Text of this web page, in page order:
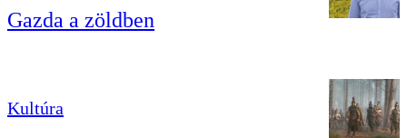
Gazda a zöldben
Kultúra